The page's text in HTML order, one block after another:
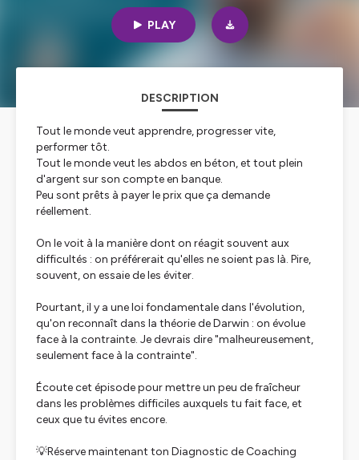
PLAY
DESCRIPTION
Tout le monde veut apprendre, progresser vite,
performer tôt.
Tout le monde veut les abdos en béton, et tout plein
d'argent sur son compte en banque.
Peu sont prêts à payer le prix que ça demande
réellement.
On le voit à la manière dont on réagit souvent aux
difficultés : on préférerait qu'elles ne soient pas là. Pire,
souvent, on essaie de les éviter.
Pourtant, il y a une loi fondamentale dans l'évolution,
qu'on reconnaît dans la théorie de Darwin : on évolue
face à la contrainte. Je devrais dire "malheureusement,
seulement face à la contrainte".
Écoute cet épisode pour mettre un peu de fraîcheur
dans les problèmes difficiles auxquels tu fait face, et
ceux que tu évites encore.
💡Réserve maintenant ton Diagnostic de Coaching